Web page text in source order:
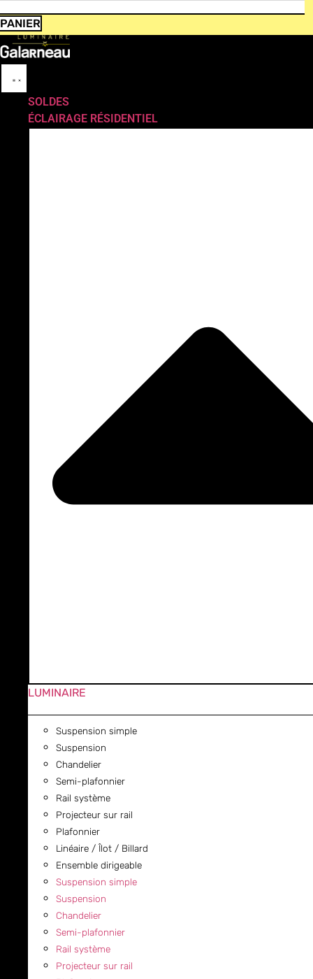
PANIER
SOLDES
ÉCLAIRAGE RÉSIDENTIEL
LUMINAIRE
Suspension simple
Suspension
Chandelier
Semi-plafonnier
Rail système
Projecteur sur rail
Plafonnier
Linéaire / Îlot / Billard
Ensemble dirigeable
Suspension simple
Suspension
Chandelier
Semi-plafonnier
Rail système
Projecteur sur rail